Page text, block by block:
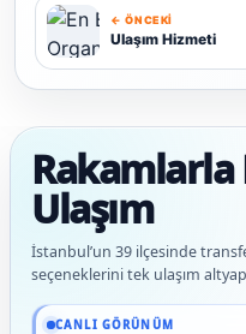
← ÖNCEKI
Ulaşım Hizmeti
Rakamlarla
Ulaşım
İstanbul’un 39 ilçesinde
seçeneklerini tek ulaşım
CANLI GÖRÜNÜM
Güncel veriler: 1.291+ En Baba